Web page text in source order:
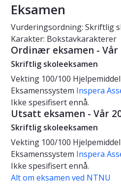
Eksamen
Vurderingsordning: Skriftlig
Karakter: Bokstavkarakterer
Ordinær eksamen - Vår
Skriftlig skoleeksamen
Vekting 100/100 Hjelpemiddel
Eksamenssystem Inspera
Ikke spesifisert ennå.
Utsatt eksamen - Vår
Skriftlig skoleeksamen
Vekting 100/100 Hjelpemiddel
Eksamenssystem Inspera
Ikke spesifisert ennå.
Alt om eksamen ved NTNU